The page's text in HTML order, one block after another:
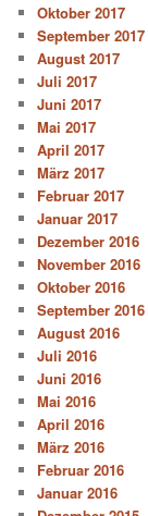
Oktober 2017
September 2017
August 2017
Juli 2017
Juni 2017
Mai 2017
April 2017
März 2017
Februar 2017
Januar 2017
Dezember 2016
November 2016
Oktober 2016
September 2016
August 2016
Juli 2016
Juni 2016
Mai 2016
April 2016
März 2016
Februar 2016
Januar 2016